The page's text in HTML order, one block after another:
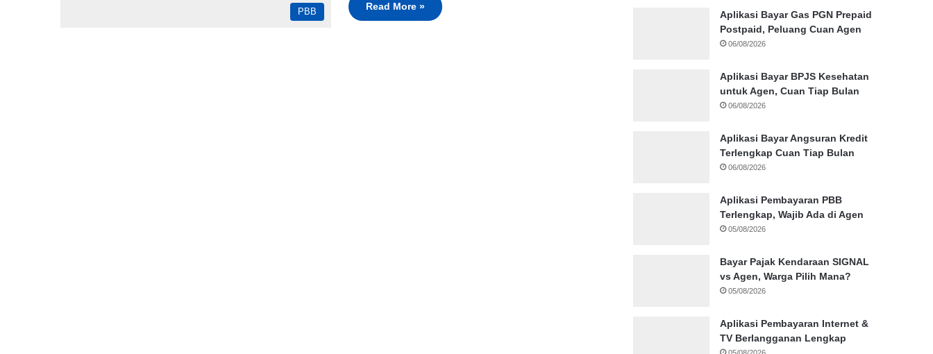
PBB Read More »
Aplikasi Bayar Gas PGN Prepaid
Postpaid, Peluang Cuan Agen
06/08/2026
Aplikasi Bayar BPJS Kesehatan
untuk Agen, Cuan Tiap Bulan
06/08/2026
Aplikasi Bayar Angsuran Kredit
Terlengkap Cuan Tiap Bulan
06/08/2026
Aplikasi Pembayaran PBB
Terlengkap, Wajib Ada di Agen
05/08/2026
Bayar Pajak Kendaraan SIGNAL
vs Agen, Warga Pilih Mana?
05/08/2026
Aplikasi Pembayaran Internet &
TV Berlangganan Lengkap